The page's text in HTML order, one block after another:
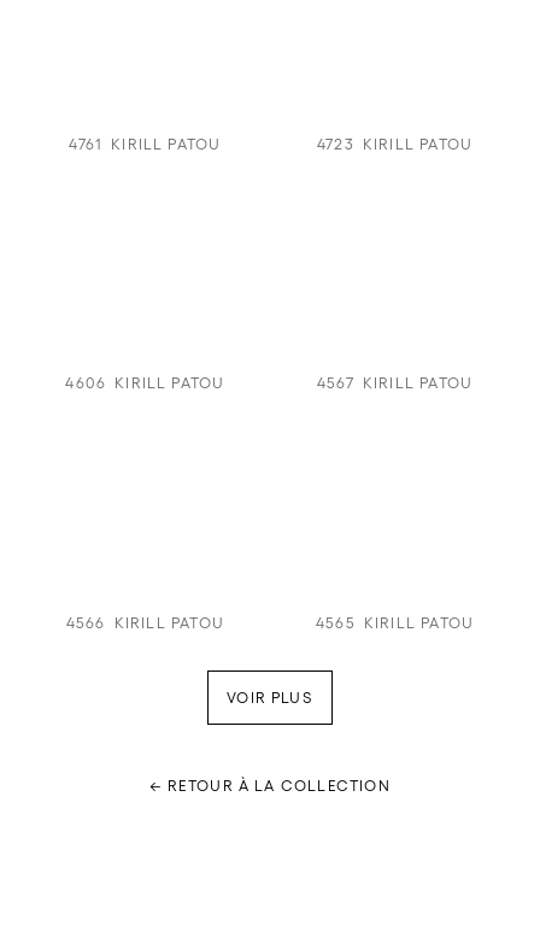
4761 KIRILL PATOU 4723 KIRILL PATOU
4606 KIRILL PATOU 4567 KIRILL PATOU
4566 KIRILL PATOU 4565 KIRILL PATOU
VOIR PLUS
← RETOUR À LA COLLECTION